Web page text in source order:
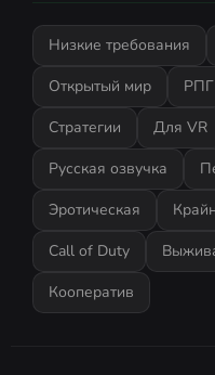
Низкие требования
Открытый мир
РПГ
Стратегии
Для VR
Русская озвучка
Эротическая
Call of Duty
Кооператив